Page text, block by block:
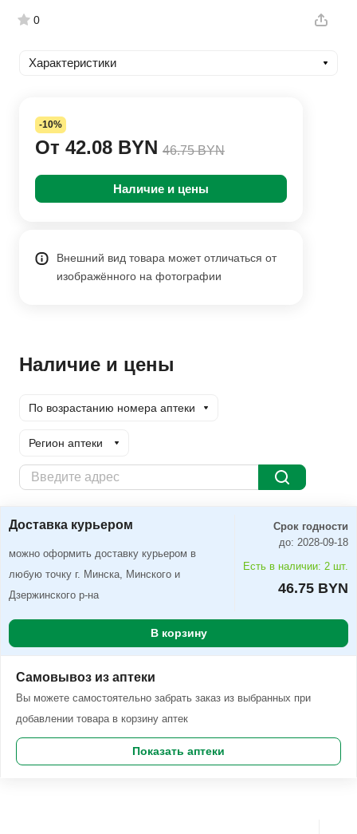
0
Характеристики
-10%
От 42.08 BYN 46.75 BYN
Наличие и цены
Внешний вид товара может отличаться от
изображённого на фотографии
Наличие и цены
По возрастанию номера аптеки
Регион аптеки
Доставка курьером Заказать
Доставка курьером
можно оформить доставку курьером в
любую точку г. Минска, Минского и
Дзержинского р-на
Срок годности
до: 2028-09-18
Есть в наличии: 2 шт.
46.75 BYN
В корзину
Самовывоз из аптеки
Вы можете самостоятельно забрать заказ из выбранных при
добавлении товара в корзину аптек
Показать аптеки